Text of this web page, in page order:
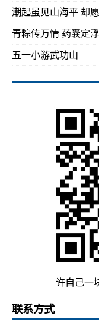
潮起虽见山海平 却
青粽传万情 药囊定
五一小游武功山
许自己一
联系方式